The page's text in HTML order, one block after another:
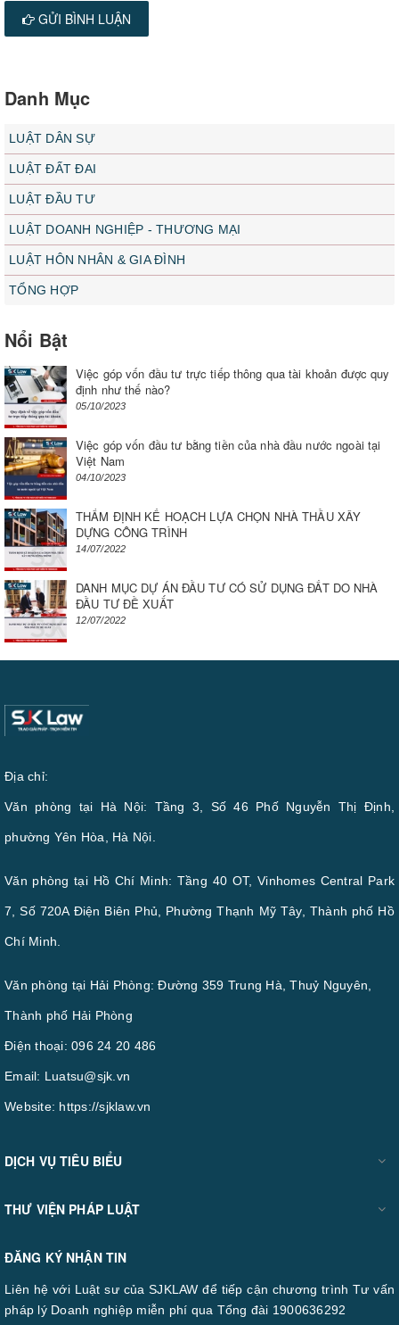
GỬI BÌNH LUẬN
Danh Mục
LUẬT DÂN SỰ
LUẬT ĐẤT ĐAI
LUẬT ĐẦU TƯ
LUẬT DOANH NGHIỆP - THƯƠNG MẠI
LUẬT HÔN NHÂN & GIA ĐÌNH
TỔNG HỢP
Nổi Bật
Việc góp vốn đầu tư trực tiếp thông qua tài khoản được quy
định như thế nào?
05/10/2023
Việc góp vốn đầu tư bằng tiền của nhà đầu nước ngoài tại
Việt Nam
04/10/2023
THẨM ĐỊNH KẾ HOẠCH LỰA CHỌN NHÀ THẦU XÂY
DỰNG CÔNG TRÌNH
14/07/2022
DANH MỤC DỰ ÁN ĐẦU TƯ CÓ SỬ DỤNG ĐẤT DO NHÀ
ĐẦU TƯ ĐỀ XUẤT
12/07/2022
Địa chỉ:
Văn phòng tại Hà Nội: Tầng 3, Số 46 Phố Nguyễn Thị Định,
phường Yên Hòa, Hà Nội.
Văn phòng tại Hồ Chí Minh: Tầng 40 OT, Vinhomes Central Park
7, Số 720A Điện Biên Phủ, Phường Thạnh Mỹ Tây, Thành phố Hồ
Chí Minh.
Văn phòng tại Hải Phòng: Đường 359 Trung Hà, Thuỷ Nguyên,
Thành phố Hải Phòng
Điện thoại: 096 24 20 486
Email: Luatsu@sjk.vn
Website: https://sjklaw.vn
DỊCH VỤ TIÊU BIỂU
THƯ VIỆN PHÁP LUẬT
ĐĂNG KÝ NHẬN TIN
Liên hệ với Luật sư của SJKLAW để tiếp cận chương trình Tư vấn
pháp lý Doanh nghiệp miễn phí qua Tổng đài 1900636292